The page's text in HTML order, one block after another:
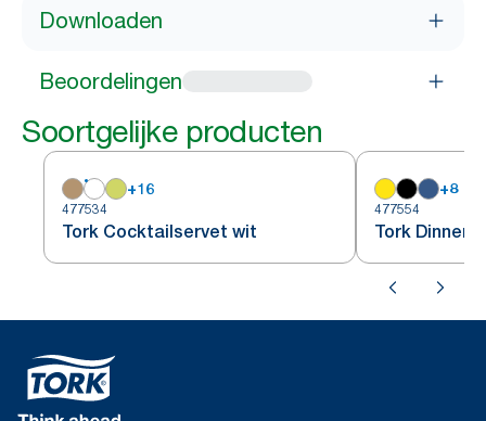
Downloaden
Beoordelingen
Soortgelijke producten
+16
477534
Tork Cocktailservet wit
+8
477554
Tork